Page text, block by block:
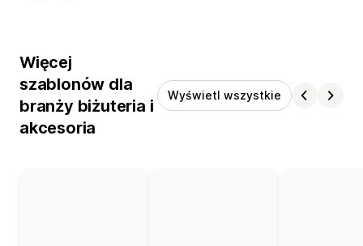
Więcej
szablonów dla
branży biżuteria i
akcesoria
Wyświetl wszystkie